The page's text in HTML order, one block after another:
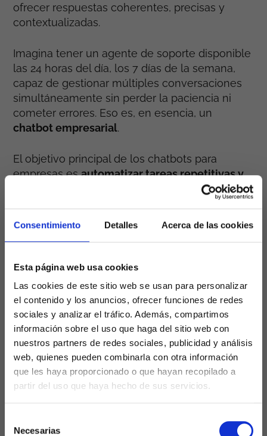
Consentimiento Detalles Acerca de las cookies
Esta página web usa cookies
Las cookies de este sitio web se usan para personalizar
el contenido y los anuncios, ofrecer funciones de redes
sociales y analizar el tráfico. Además, compartimos
información sobre el uso que haga del sitio web con
nuestros partners de redes sociales, publicidad y análisis
web, quienes pueden combinarla con otra información
que les haya proporcionado o que hayan recopilado a
partir del uso que haya hecho de sus servicios.
Necesarias
ofrecer respuestas coherentes, precisas y
contextualizadas.
Imagina tener un agente de soporte disponible
las 24 horas del día, los 7 días de la semana,
capaz de gestionar múltiples conversaciones
simultáneamente sin perder la paciencia ni
cometer errores. Eso es, en esencia, un
chatbot empresarial.
El objetivo principal de los chatbots para
empresas esautomatizar tareas repetitivas y
ofrecer soluciones inmediatas a las consultas
, liberando a tu
equipo humano para que pueda centrarse en
Funciones de un
chatbot para
atención al cliente
Las capacidades de unchatbot de servicio al
cliente van mucho más allá de las típicas que
funcionalidades son tan variadas como las